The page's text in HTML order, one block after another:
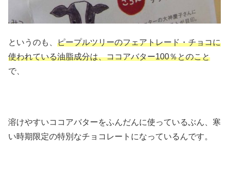
というのも、 ピープルツリーのフェアトレード・チョコに
使われている油脂成分は、ココアバター100％とのこと
で、
溶けやすいココアバターをふんだんに使っているぶん、寒
い時期限定の特別なチョコレートになっているんです。